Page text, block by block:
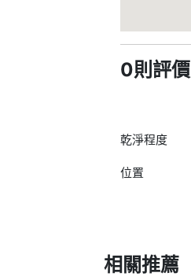
0則評價
乾淨程度
位置
相關推薦